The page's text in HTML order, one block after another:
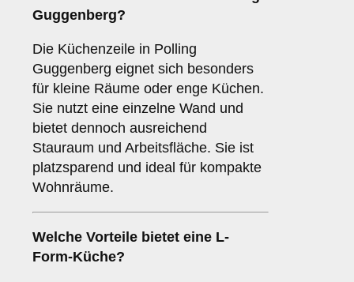
Guggenberg?
Die Küchenzeile in Polling
Guggenberg eignet sich besonders
für kleine Räume oder enge Küchen.
Sie nutzt eine einzelne Wand und
bietet dennoch ausreichend
Stauraum und Arbeitsfläche. Sie ist
platzsparend und ideal für kompakte
Wohnräume.
Welche Vorteile bietet eine L-
Form-Küche?